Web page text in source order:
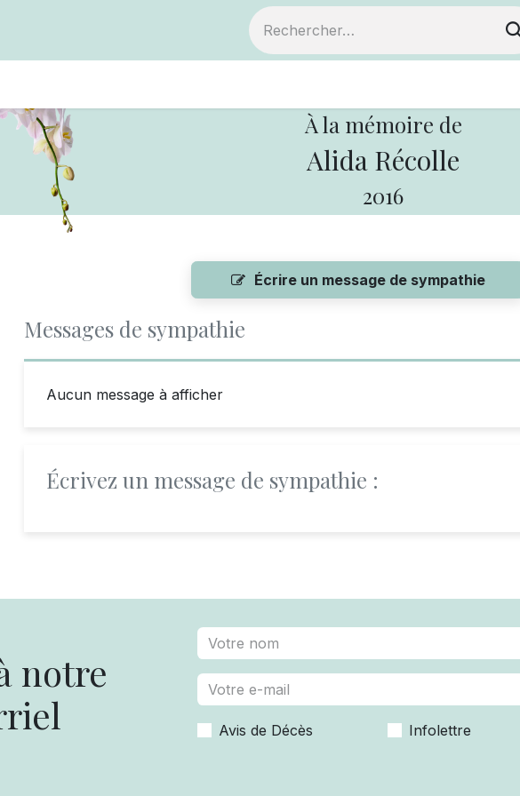
À la mémoire de
Alida Récolle
2016
Écrire un message de sympathie
Messages de sympathie
Aucun message à afficher
Écrivez un message de sympathie :
notre
Avis de Décès Infolettre